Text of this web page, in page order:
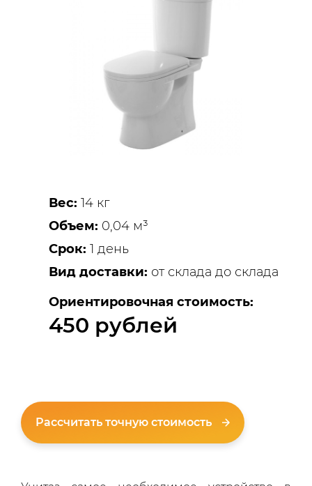
Вес: 14 кг
Объем: 0,04 м³
Срок: 1 день
Вид доставки: от склада до склада
Ориентировочная стоимость:
450 рублей
Рассчитать точную стоимость